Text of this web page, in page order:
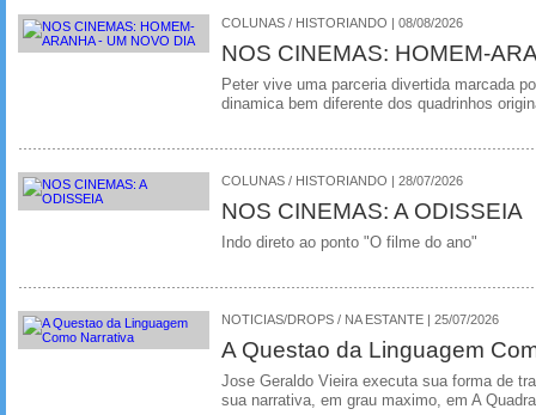
COLUNAS / HISTORIANDO | 08/08/2026
NOS CINEMAS: HOMEM-
Peter vive uma parceria divertida marcada
dinamica bem diferente dos quadrinhos
COLUNAS / HISTORIANDO | 28/07/2026
NOS CINEMAS: A ODISSEIA
Indo direto ao ponto "O filme do ano"
NOTICIAS/DROPS / NA ESTANTE | 25/07/2026
A Questao da Linguagem
Jose Geraldo Vieira executa sua forma de
sua narrativa, em grau maximo, em A